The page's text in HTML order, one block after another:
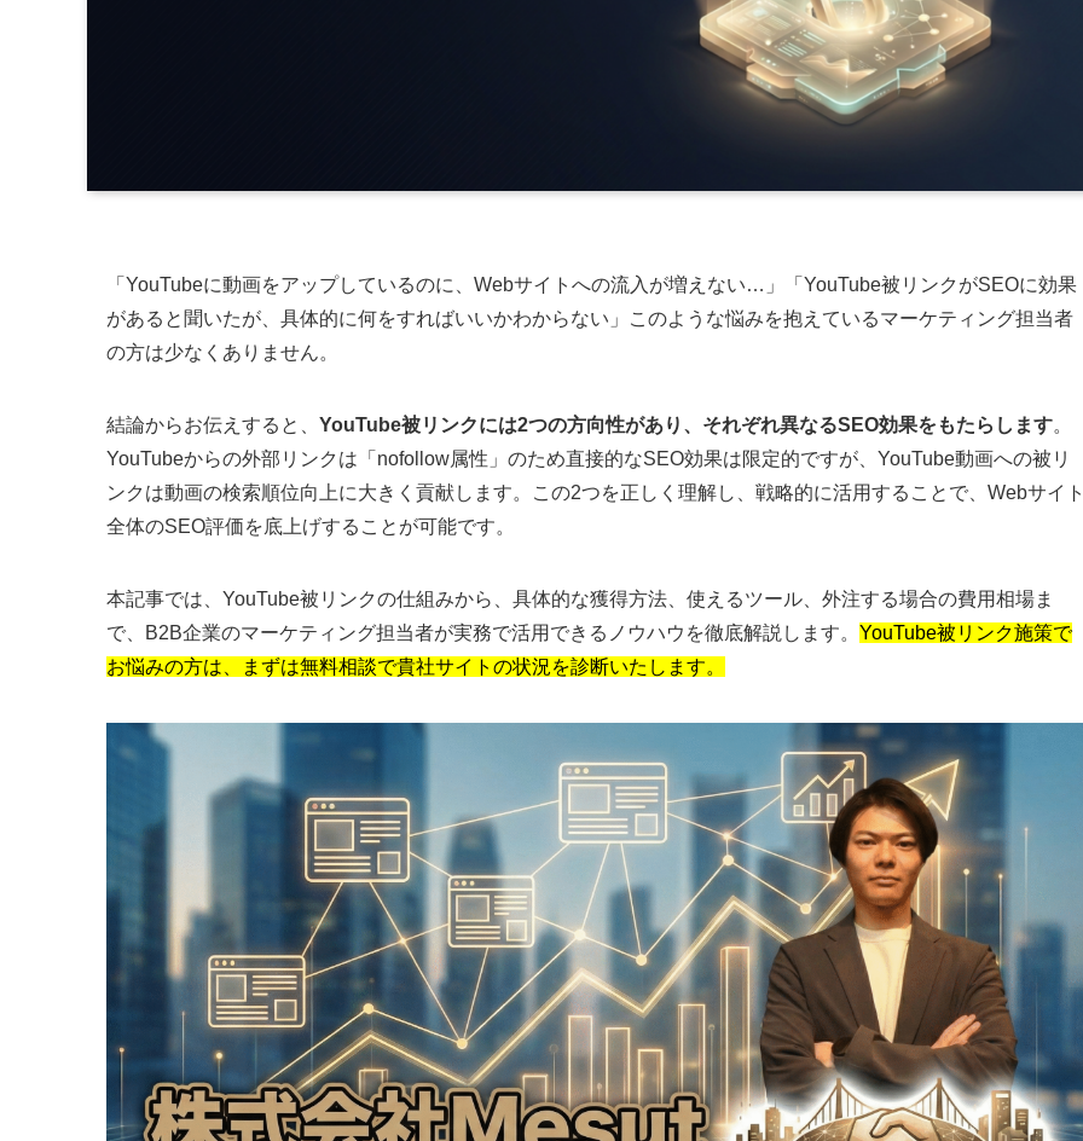
「YouTubeに動画をアップしているのに、Webサイトへの流入が増えない…」「YouTube被リンクがSEOに効果
があると聞いたが、具体的に何をすればいいかわからない」このような悩みを抱えているマーケティング担当者
の方は少なくありません。
結論からお伝えすると、 YouTube被リンクには2つの方向性があり、それぞれ異なるSEO効果をもたらします。
YouTubeからの外部リンクは「nofollow属性」のため直接的なSEO効果は限定的ですが、YouTube動画への被リ
ンクは動画の検索順位向上に大きく貢献します。この2つを正しく理解し、戦略的に活用することで、Webサイ
全体のSEO評価を底上げすることが可能です。
本記事では、YouTube被リンクの仕組みから、具体的な獲得方法、使えるツール、外注する場合の費用相場ま
で、B2B企業のマーケティング担当者が実務で活用できるノウハウを徹底解説します。 YouTube被リンク施策で
お悩みの方は、まずは無料相談で貴社サイトの状況を診断いたします。